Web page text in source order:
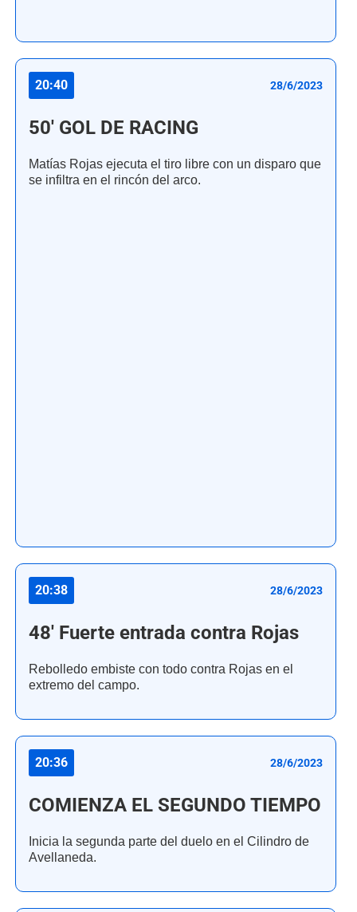
20:40 28/6/2023
50' GOL DE RACING
Matías Rojas ejecuta el tiro libre con un disparo que
se infiltra en el rincón del arco.
20:38 28/6/2023
48' Fuerte entrada contra Rojas
Rebolledo embiste con todo contra Rojas en el
extremo del campo.
20:36 28/6/2023
COMIENZA EL SEGUNDO TIEMPO
Inicia la segunda parte del duelo en el Cilindro de
Avellaneda.